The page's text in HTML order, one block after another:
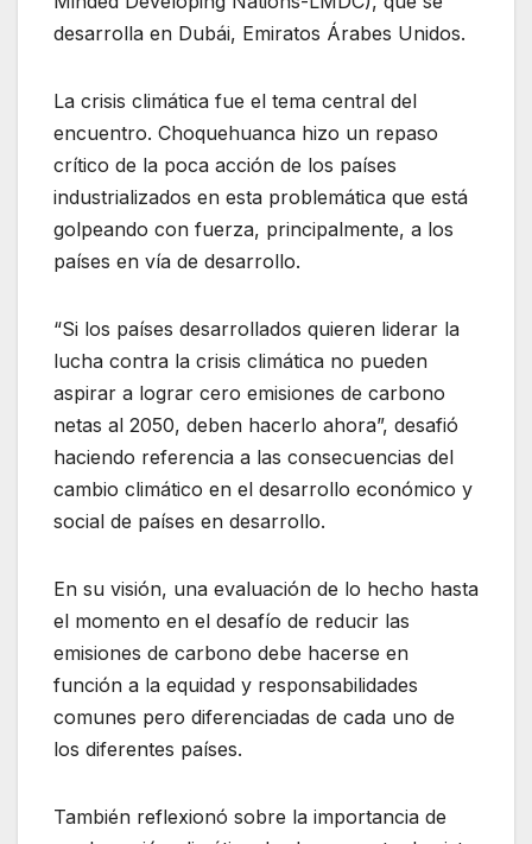
desarrolla en Dubái, Emiratos Árabes Unidos.
La crisis climática fue el tema central del
encuentro. Choquehuanca hizo un repaso
crítico de la poca acción de los países
industrializados en esta problemática que está
golpeando con fuerza, principalmente, a los
países en vía de desarrollo.
“Si los países desarrollados quieren liderar la
lucha contra la crisis climática no pueden
aspirar a lograr cero emisiones de carbono
netas al 2050, deben hacerlo ahora”, desafió
haciendo referencia a las consecuencias del
cambio climático en el desarrollo económico y
social de países en desarrollo.
En su visión, una evaluación de lo hecho hasta
el momento en el desafío de reducir las
emisiones de carbono debe hacerse en
función a la equidad y responsabilidades
comunes pero diferenciadas de cada uno de
los diferentes países.
También reflexionó sobre la importancia de